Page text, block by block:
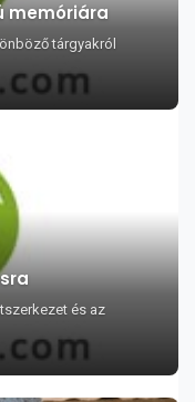
memóriára
tárgyakról
és az